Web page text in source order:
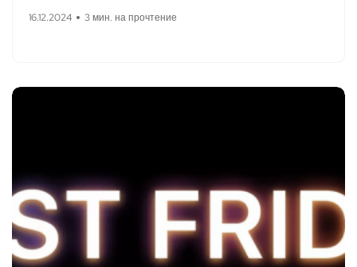
16.12.2024 3 мин. на прочтение